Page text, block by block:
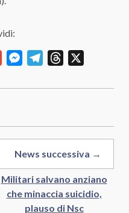
Gmail MessengerTelegramThreads
News successiva →
Militari salvano anziano
che minaccia suicidio,
plauso di Nsc